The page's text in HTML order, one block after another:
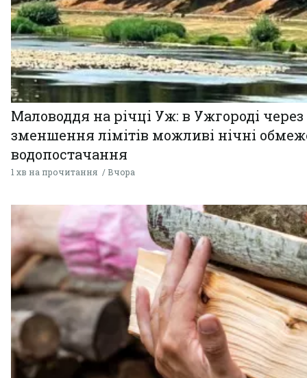
Маловоддя на річці Уж: в Ужгороді через
зменшення лімітів можливі нічні
водопостачання
1 хв на прочитання Вчора